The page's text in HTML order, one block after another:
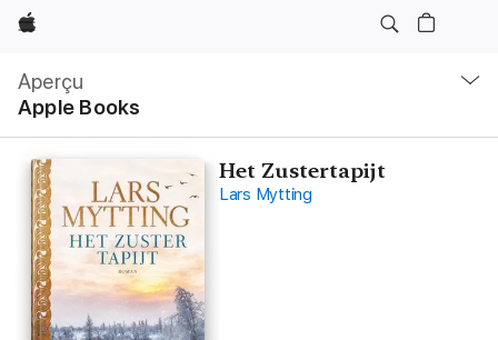
Apple
Aperçu
Apple Books
locale
Ouvrir
menu
Het Zustertapijt
Lars Mytting